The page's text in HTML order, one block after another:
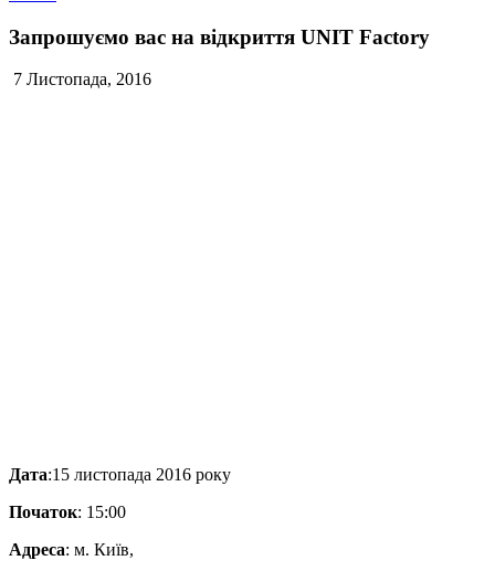
Запрошуємо вас на відкриття UNIT Factory
7 Листопада, 2016
Дата:15 листопада 2016 року
Початок: 15:00
Адреса: м. Київ,